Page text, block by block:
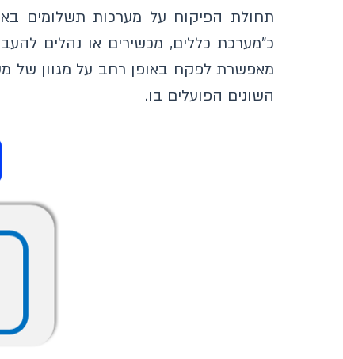
תחולת הפיקוח על מערכות תשלומים
כ"מערכת כללים, מכשירים או נהלים
מאפשרת לפקח באופן רחב על מגוון של
השונים הפועלים בו.